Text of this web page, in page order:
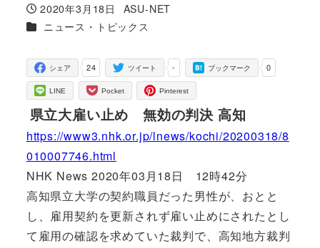
投稿日
2020年3月18日
著
者
ASU-NET
カテゴリー
ニュース・トピックス
24
シェア -
ツイート 0
ブックマーク
LINE Pocket Pinterest
県立大雇い止め 無効の判決 高知
https://www3.nhk.or.jp/lnews/kochi/20200318/8
010007746.html
NHK News 2020年03月18日 12時42分
高知県立大学の契約職員だった男性が、おとと
し、雇用契約を更新されず雇い止めにされたとし
て雇用の確認を求めていた裁判で、高知地方裁判